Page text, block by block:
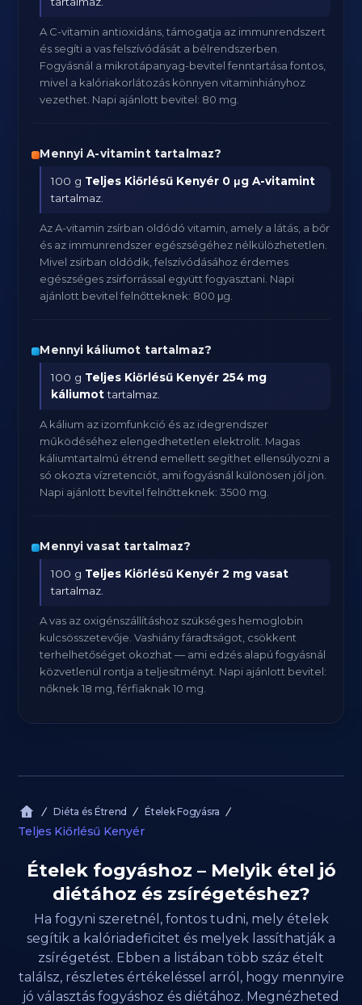
A C-vitamin antioxidáns, támogatja az immunrendszert
és segíti a vas felszívódását a bélrendszerben.
Fogyásnál a mikrotápanyag-bevitel fenntartása fontos,
mivel a kalóriakorlátozás könnyen vitaminhiányhoz
vezethet. Napi ajánlott bevitel: 80 mg.
Mennyi A-vitamint tartalmaz?
100 g Teljes Kiőrlésű Kenyér 0 μg A-vitamint
tartalmaz.
Az A-vitamin zsírban oldódó vitamin, amely a látás, a bőr
és az immunrendszer egészségéhez nélkülözhetetlen.
Mivel zsírban oldódik, felszívódásához érdemes
egészséges zsírforrással együtt fogyasztani. Napi
ajánlott bevitel felnőtteknek: 800 μg.
Mennyi káliumot tartalmaz?
100 g Teljes Kiőrlésű Kenyér 254 mg
káliumottartalmaz.
A kálium az izomfunkció és az idegrendszer
működéséhez elengedhetetlen elektrolit. Magas
káliumtartalmú étrend emellett segíthet ellensúlyozni a
só okozta vízretenciót, ami fogyásnál különösen jól jön.
Napi ajánlott bevitel felnőtteknek: 3500 mg.
Mennyi vasat tartalmaz?
100 g Teljes Kiőrlésű Kenyér 2 mg vasat
tartalmaz.
A vas az oxigénszállításhoz szükséges hemoglobin
kulcsösszetevője. Vashiány fáradtságot, csökkent
terhelhetőséget okozhat — ami edzés alapú fogyásnál
közvetlenül rontja a teljesítményt. Napi ajánlott bevitel:
nőknek 18 mg, férfiaknak 10 mg.
Diéta és Étrend Ételek Fogyásra
Teljes Kiőrlésű Kenyér
Ételek fogyáshoz – Melyik étel jó
diétához és zsírégetéshez?
Ha fogyni szeretnél, fontos tudni, mely ételek
segítik a kalóriadeficitet és melyek lassíthatják a
zsírégetést. Ebben a listában több száz ételt
találsz, részletes értékeléssel arról, hogy mennyire
jó választás fogyáshoz és diétához. Megnézheted